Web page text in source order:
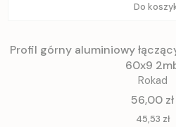
Do
Profil górny aluminiowy
60x9
Rokad
Cena
56,00 zł
Cena
45,53 zł